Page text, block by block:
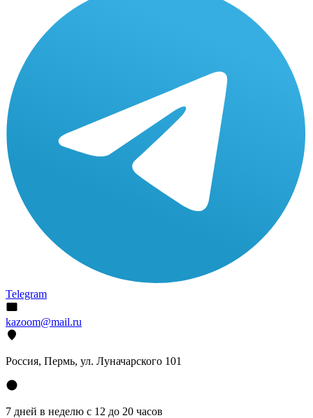
Telegram
kazoom@mail.ru
Россия, Пермь, ул. Луначарского 101
7 дней в неделю с 12 до 20 часов